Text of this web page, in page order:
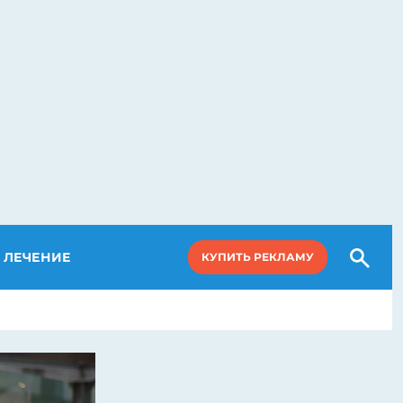
ЛЕЧЕНИЕ КУПИТЬ РЕКЛАМУ